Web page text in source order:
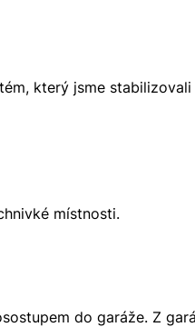
nic Vás to nestojí.
který jsme
místnosti.
do garáže. Z